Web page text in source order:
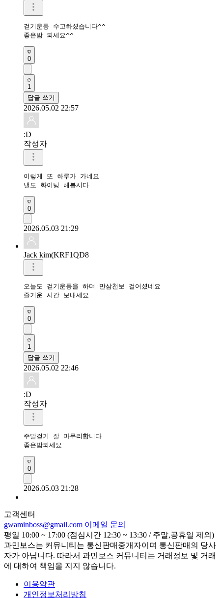
걷기운동 수고하셨습니다^^
좋은밤 되세요^^
0
1
답글 쓰기
2026.05.02 22:57
:D
작성자
이렇게 또 하루가 가네요
낼도 화이팅 해봅시다
0
2026.05.03 21:29
Jack kim(KRF1QD8
오늘도 걷기운동을 하며 만삼천보 걸어셨네요
즐거운 시간 보내세요
0
1
답글 쓰기
2026.05.02 22:46
:D
작성자
주말걷기 잘 마무리합니다
좋은밤되세요
0
2026.05.03 21:28
고객센터
gwaminboss@gmail.com 이메일 문의
평일 10:00 ~ 17:00 (점심시간 12:30 ~ 13:30 / 주말,공휴일 제외)
과민보스는 커뮤니티는 통신판매중개자이며 통신판매의 당사
자가 아닙니다. 따라서 과민보스 커뮤니티는 거래정보 및 거래
에 대하여 책임을 지지 않습니다.
이용약관
개인정보처리방침